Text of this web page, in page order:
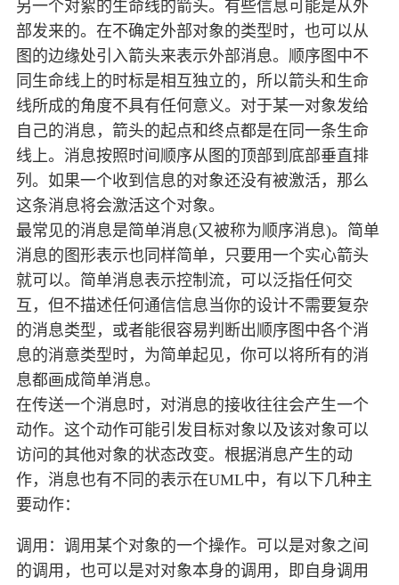
另一个对絮的生命线的箭头。有些信息可能是从外
部发来的。在不确定外部对象的类型时，也可以从
图的边缘处引入箭头来表示外部消息。顺序图中不
同生命线上的时标是相互独立的，所以箭头和生命
线所成的角度不具有任何意义。对于某一对象发给
自己的消息，箭头的起点和终点都是在同一条生命
线上。消息按照时间顺序从图的顶部到底部垂直排
列。如果一个收到信息的对象还没有被激活，那么
这条消息将会激活这个对象。
最常见的消息是简单消息(又被称为顺序消息)。简单
消息的图形表示也同样简单，只要用一个实心箭头
就可以。简单消息表示控制流，可以泛指任何交
互，但不描述任何通信信息当你的设计不需要复杂
的消息类型，或者能很容易判断出顺序图中各个消
息的消意类型时，为简单起见，你可以将所有的消
息都画成简单消息。
在传送一个消息时，对消息的接收往往会产生一个
动作。这个动作可能引发目标对象以及该对象可以
访问的其他对象的状态改变。根据消息产生的动
作，消息也有不同的表示在UML中，有以下几种主
要动作：
调用：调用某个对象的一个操作。可以是对象之间
的调用，也可以是对对象本身的调用，即自身调用